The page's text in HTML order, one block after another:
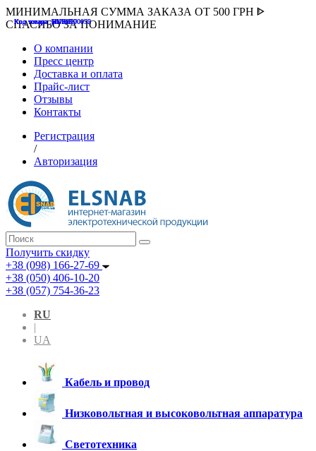
МИНИМАЛЬНАЯ СУММА ЗАКАЗА ОТ 500 ГРН ᐈ
СПАСИБО ЗА ПОНИМАНИЕ
О компании
Пресс центр
Доставка и оплата
Прайс-лист
Отзывы
Контакты
Регистрация
/
Авторизация
Получить скидку
+38 (098) 166-27-69
+38 (050) 406-10-20
+38 (057) 754-36-23
RU
|
UA
Кабель и провод
Низковольтная и высоковольтная аппаратура
Светотехника
Код товара :507000
Код товара :HUK-K00058
Код товара :Т075177
Код товара :pnsv12
Код товара :HUK-K00072